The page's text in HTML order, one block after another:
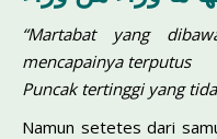
“Martabat yang
mencapainya terputus
Puncak tertinggi yang
Namun setetes dari